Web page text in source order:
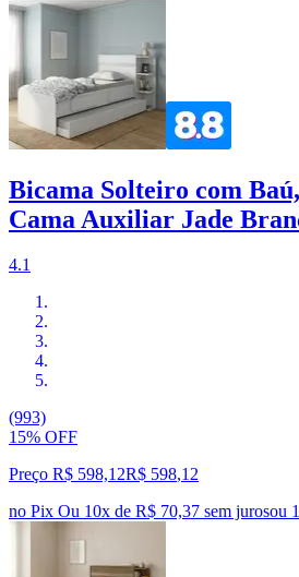
Bicama Solteiro com
Cama Auxiliar Jade
4.1
(993)
15% OFF
Preço R$ 598,12R$ 598,12
no Pix Ou 10x de R$ 70,37 sem jurosou